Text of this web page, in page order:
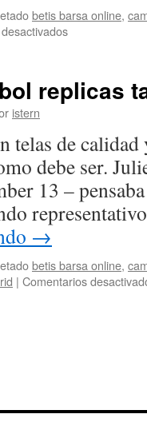
betis barsa online,
en
mas
replicas
istern
telas de
debe ser.
13 –
→
betis barsa online,
| Comentarios